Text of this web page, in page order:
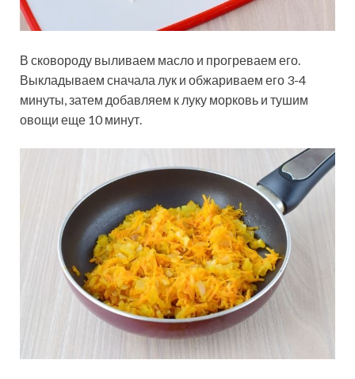
В сковороду выливаем масло и прогреваем его.
Выкладываем сначала лук и обжариваем его 3-4
минуты, затем добавляем к луку морковь и тушим
овощи еще 10 минут.